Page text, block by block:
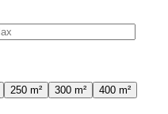
250 m² 300 m²
400 m²